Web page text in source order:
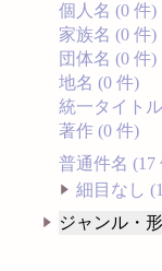
個人名 (0 件)
家族名 (0 件)
団体名 (0 件)
地名 (0 件)
統一タイト
著作 (0 件)
普通件名 (17
細目なし
ジャンル・